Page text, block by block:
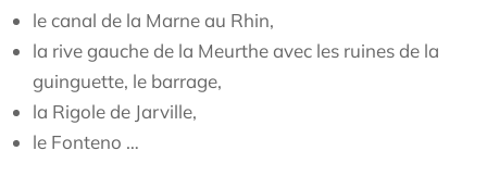
le canal de la Marne au Rhin,
la rive gauche de la Meurthe avec les ruines de la
guinguette, le barrage,
la Rigole de Jarville,
le Fonteno …